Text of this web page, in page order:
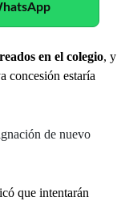
en el colegio, y
concesión estaría
de nuevo
que intentarán